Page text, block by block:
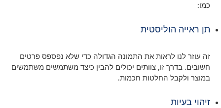
כמו:
תן ראייה הוליסטית
זה עוזר לנו לראות את התמונה הגדולה כדי שלא נפספס פרטים
חשובים. בדרך זו, צוותים יכולים להבין כיצד משתמשים משתמשים
במוצר ולקבל החלטות חכמות.
זיהוי בעיות